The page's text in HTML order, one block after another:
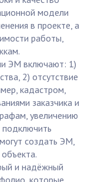
модели
в проекте, а
работы,
ЭМ включают: 1)
2) отсутствие
кадастром,
заказчика и
увеличению
создать ЭМ,
и надёжный